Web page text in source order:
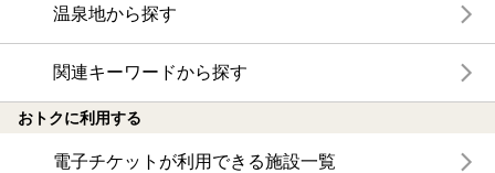
温泉地から探す
関連キーワードから探す
おトクに利用する
電子チケットが利用できる施設一覧